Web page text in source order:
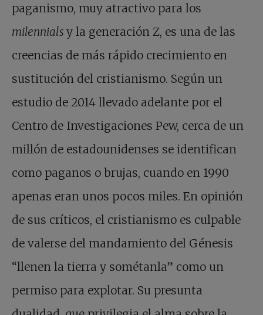
paganismo, muy atractivo para los
milennials y la generación Z, es una de las
creencias de más rápido crecimiento en
sustitución del cristianismo. Según un
estudio de 2014 llevado adelante por el
Centro de Investigaciones Pew, cerca de un
millón de estadounidenses se identifican
como paganos o brujas, cuando en 1990
apenas eran unos pocos miles. En opinión
de sus críticos, el cristianismo es culpable
de valerse del mandamiento del Génesis
“llenen la tierra y sométanla” como un
permiso para explotar. Su presunta